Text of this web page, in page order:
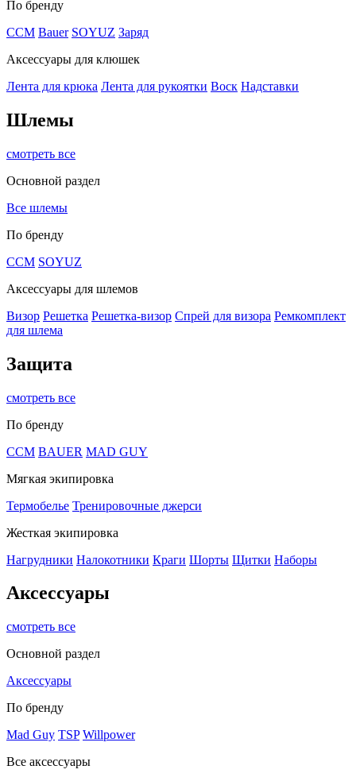
По бренду
CCM Bauer SOYUZ Заряд
Аксессуары для клюшек
Лента для крюка Лента для рукоятки Воск Надставки
Шлемы
смотреть все
Основной раздел
Все шлемы
По бренду
CCM SOYUZ
Аксессуары для шлемов
Визор Решетка Решетка-визор Спрей для визора Ремкомплект
для шлема
Защита
смотреть все
По бренду
CCM BAUER MAD GUY
Мягкая экипировка
Термобелье Тренировочные джерси
Жесткая экипировка
Нагрудники Налокотники Краги Шорты Щитки Наборы
Аксессуары
смотреть все
Основной раздел
Аксессуары
По бренду
Mad Guy TSP Willpower
Все аксессуары